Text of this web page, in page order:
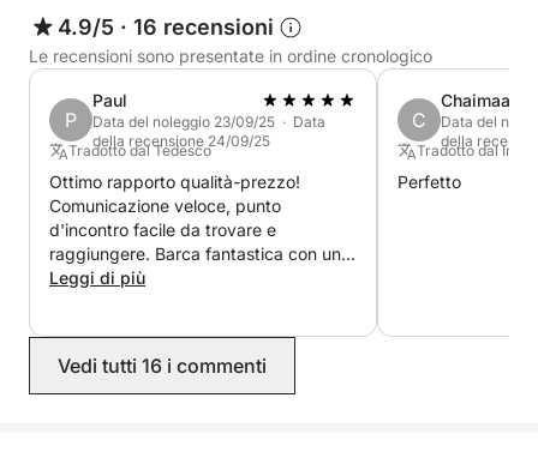
4.9/5 · 16 recensioni
Le recensioni sono presentate in ordine cronologico
P
Paul
Data del noleggio 23/09/25 · Data
della recensione 24/09/25
Tradotto dal Tedesco
Ottimo rapporto qualità-prezzo!
Comunicazione veloce, punto
d'incontro facile da trovare e
raggiungere. Barca fantastica con un
ponte bello e confortevole. La barca ci
benzina). Tuttavia, abbiamo dovuto
aggiungere 40 € per il carburante ai
Leggi di più
C
Chaimaa
Data del
della
Tradotto dal
Perfetto
Vedi tutti 16 i commenti